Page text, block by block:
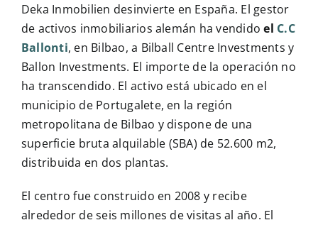
Deka Inmobilien desinvierte en España. El gestor
de activos inmobiliarios alemán ha vendidoel C.C
Ballonti, en Bilbao, a Bilball Centre Investments y
Ballon Investments. El importe de la operación no
ha transcendido. El activo está ubicado en el
municipio de Portugalete, en la región
metropolitana de Bilbao y dispone de una
superficie bruta alquilable (SBA) de 52.600 m2,
distribuida en dos plantas.
El centro fue construido en 2008 y recibe
alrededor de seis millones de visitas al año. El